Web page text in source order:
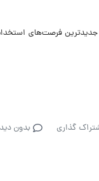
از جدیدترین فرصت‌های
گذاری بدون